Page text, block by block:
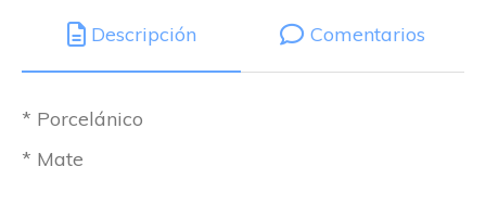
Descripción Comentarios
* Porcelánico
* Mate